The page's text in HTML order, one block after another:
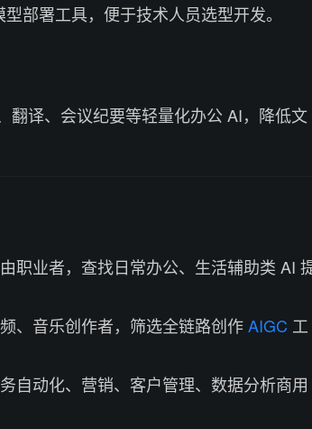
部署工具，便于技术人员选型开发。
翻译、会议纪要等轻量化办公 AI，降低文
职业者，查找日常办公、生活辅助类 AI
、音乐创作者，筛选全链路创作AIGC 工
自动化、营销、客户管理、数据分析商用